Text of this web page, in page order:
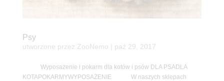
Psy
utworzone przez ZooNemo paź 29, 2017
Wyposażenie i pokarm dla kotów i psów DLA PSADLA
KOTAPOKARMYWYPOSAŻENIE W naszych sklepach